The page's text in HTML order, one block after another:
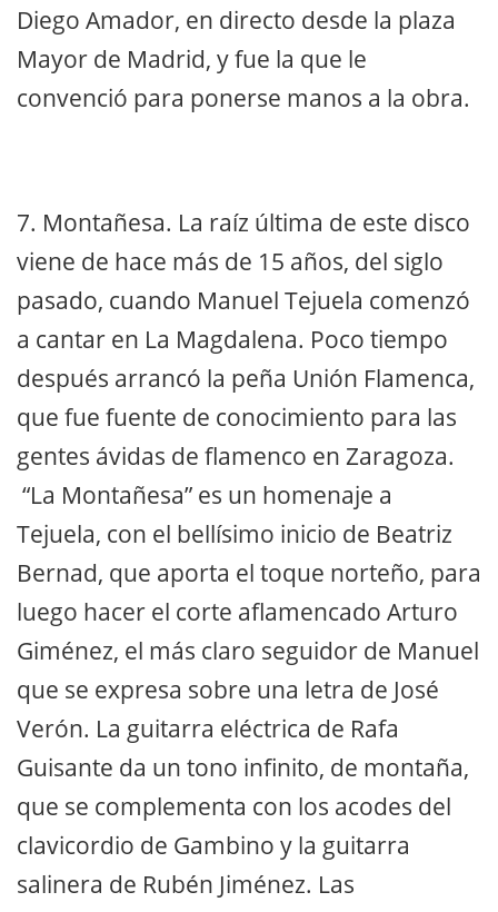
Diego Amador, en directo desde la plaza
Mayor de Madrid, y fue la que le
convenció para ponerse manos a la obra.
7. Montañesa. La raíz última de este disco
viene de hace más de 15 años, del siglo
pasado, cuando Manuel Tejuela comenzó
a cantar en La Magdalena. Poco tiempo
después arrancó la peña Unión Flamenca,
que fue fuente de conocimiento para las
gentes ávidas de flamenco en Zaragoza.
“La Montañesa” es un homenaje a
Tejuela, con el bellísimo inicio de Beatriz
Bernad, que aporta el toque norteño, para
luego hacer el corte aflamencado Arturo
Giménez, el más claro seguidor de Manuel
que se expresa sobre una letra de José
Verón. La guitarra eléctrica de Rafa
Guisante da un tono infinito, de montaña,
que se complementa con los acodes del
clavicordio de Gambino y la guitarra
salinera de Rubén Jiménez. Las